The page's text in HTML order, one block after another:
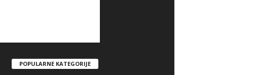
POPULARNE KATEGORIJE